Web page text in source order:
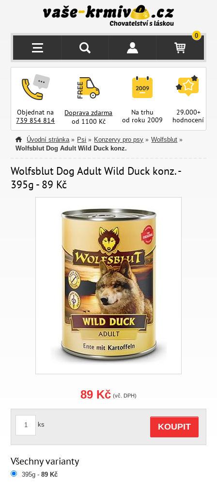
0
Objednat na
739 854 814
Doprava zdarma
od 1100 Kč
Na trhu
od roku 2009
29.000+
hodnocení
Úvodní stránka » Psi » Konzervy pro psy » Wolfsblut »
Wolfsblut Dog Adult Wild Duck konz.
Wolfsblut Dog Adult Wild Duck konz. -
395g - 89 Kč
89 Kč (vč. DPH)
ks KOUPIT
Všechny varianty
395g -89 Kč